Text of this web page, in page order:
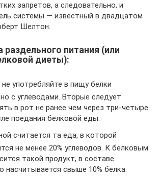
запретов, а следовательно, и
системы — известный в двадцатом
Шелтон.
раздельного питания (или
диеты):
употребляйте в пищу белки
с углеводами. Вторые следует
в рот не ранее чем через три-четыре
поедания белковой еды.
считается та еда, в которой
не менее 20% углеводов. К белковым
такой продукт, в составе
насчитывается свыше 10% белка.